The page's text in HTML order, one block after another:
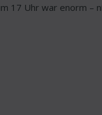
17 Uhr war enorm –